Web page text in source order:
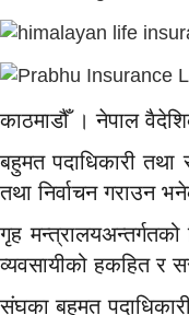
काठमाडौँ । नेपाल
बहुमत पदाधिकारी
तथा निर्वाचन गराउन
गृह
व्यवसायीको हकहित र
संघका बहुमत